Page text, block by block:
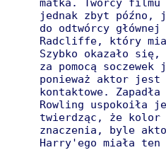
matka. Twórcy
jednak zbyt późno,
do odtwórcy
Radcliffe, który
Szybko okazało
za pomocą
ponieważ aktor jest
kontaktowe.
Rowling uspokoiła
twierdząc, że kolor
znaczenia, byle
Harry'ego miała ten